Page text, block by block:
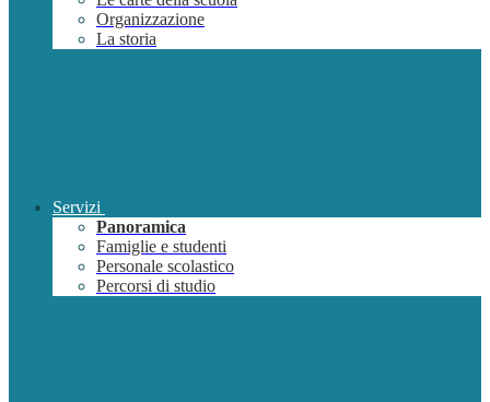
Organizzazione
La storia
Servizi
Panoramica
Famiglie e studenti
Personale scolastico
Percorsi di studio